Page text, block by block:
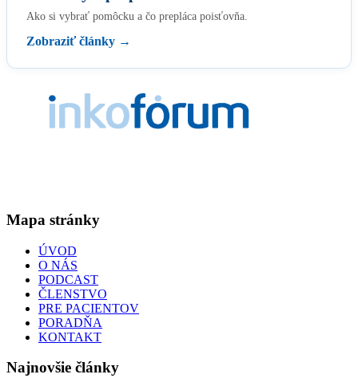
Ako si vybrať pomôcku a čo prepláca poisťovňa.
Zobraziť články →
Mapa stránky
ÚVOD
O NÁS
PODCAST
ČLENSTVO
PRE PACIENTOV
PORADŇA
KONTAKT
Najnovšie články